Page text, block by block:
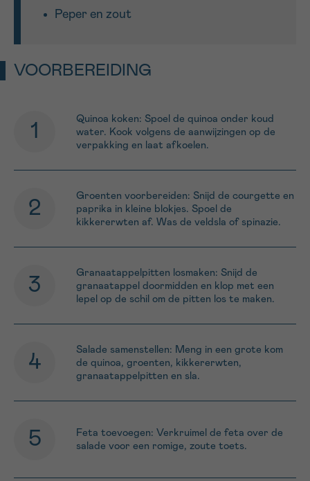
Peper en zout
VOORBEREIDING
Quinoa koken: Spoel de quinoa onder koud
water. Kook volgens de aanwijzingen op de
verpakking en laat afkoelen.
Groenten voorbereiden: Snijd de courgette en
paprika in kleine blokjes. Spoel de
kikkererwten af. Was de veldsla of spinazie.
Granaatappelpitten losmaken: Snijd de
granaatappel doormidden en klop met een
lepel op de schil om de pitten los te maken.
Salade samenstellen: Meng in een grote kom
de quinoa, groenten, kikkererwten,
granaatappelpitten en sla.
Feta toevoegen: Verkruimel de feta over de
salade voor een romige, zoute toets.